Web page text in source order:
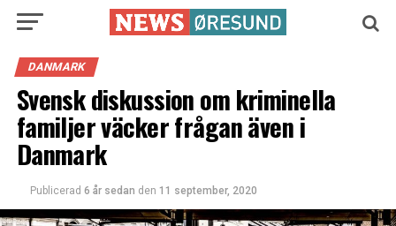
DANMARK
Svensk diskussion om kriminella
familjer väcker frågan även i
Danmark
Publicerad 6 år sedan den 11 september, 2020